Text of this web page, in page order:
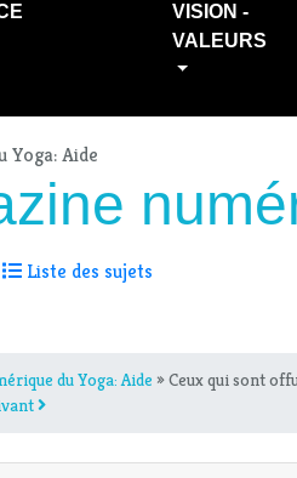
VISION -
VALEURS
Yoga: Aide
Liste des sujets
du Yoga: Aide » Ceux qui sont